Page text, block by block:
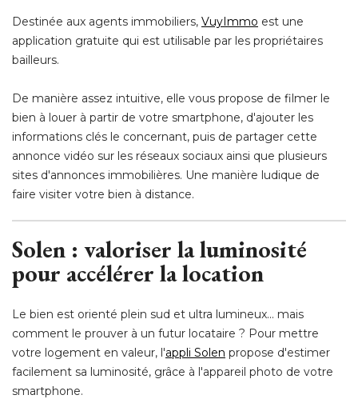
Destinée aux agents immobiliers, VuyImmo est une
application gratuite qui est utilisable par les propriétaires
bailleurs.
De manière assez intuitive, elle vous propose de filmer le
bien à louer à partir de votre smartphone, d'ajouter les
informations clés le concernant, puis de partager cette
annonce vidéo sur les réseaux sociaux ainsi que plusieurs
sites d'annonces immobilières. Une manière ludique de
faire visiter votre bien à distance.
Solen : valoriser la luminosité
pour accélérer la location
Le bien est orienté plein sud et ultra lumineux... mais
comment le prouver à un futur locataire ? Pour mettre
votre logement en valeur, l'appli Solen propose d'estimer
facilement sa luminosité, grâce à l'appareil photo de votre
smartphone.